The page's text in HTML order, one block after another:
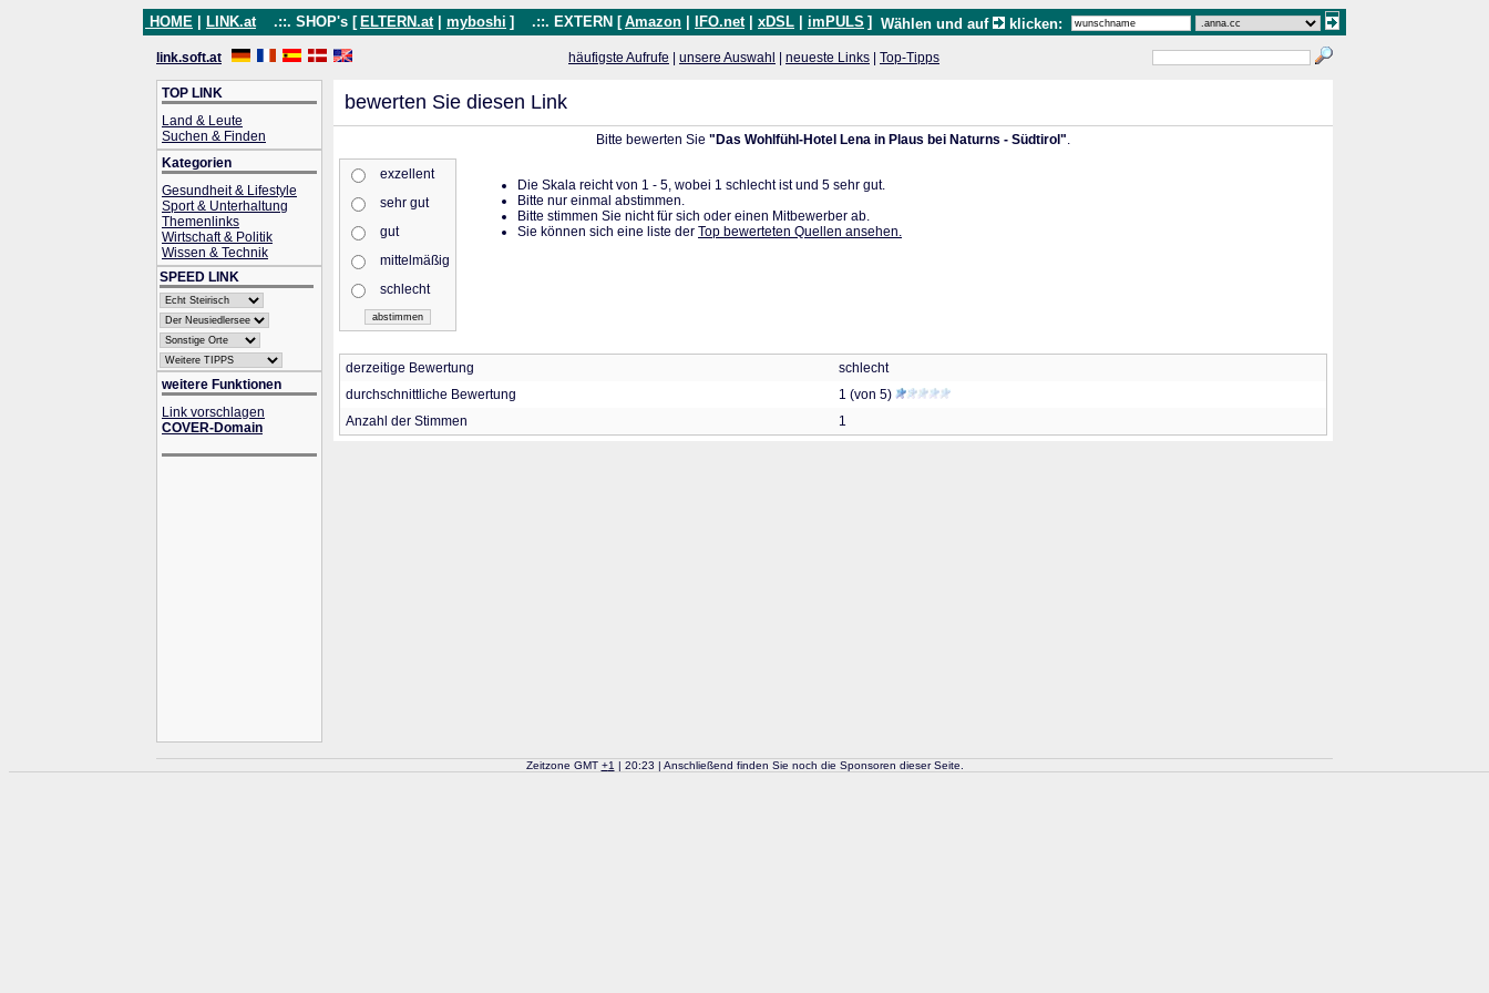
HOME LINK.at .::. SHOP's [ ELTERN.at myboshi ] .::. EXTERN [ Amazon IFO.net xDSL imPULS ] Wählen und auf klicken:
link.soft.at häufigste Aufrufe unsere Auswahl neueste Links Top-Tipps
TOP LINK
Land & Leute
Suchen & Finden
Kategorien
Gesundheit & Lifestyle
Sport & Unterhaltung
Themenlinks
Wirtschaft & Politik
Wissen & Technik
SPEED LINK
weitere Funktionen
Link vorschlagen
COVER-Domain
bewerten Sie diesen Link
Bitte bewerten Sie "Das Wohlfühl-Hotel Lena in Plaus bei Naturns - Südtirol".
exzellent
sehr gut
gut
mittelmäßig
schlecht
Die Skala reicht von 1 - 5, wobei 1 schlecht ist und 5 sehr gut.
Bitte nur einmal abstimmen.
Bitte stimmen Sie nicht für sich oder einen Mitbewerber ab.
Sie können sich eine liste der Top bewerteten Quellen ansehen.
derzeitige Bewertung
schlecht
durchschnittliche Bewertung
1 (von 5)
Anzahl der Stimmen
1
Zeitzone GMT +1 | 20:23 | Anschließend finden Sie noch die Sponsoren dieser Seite.